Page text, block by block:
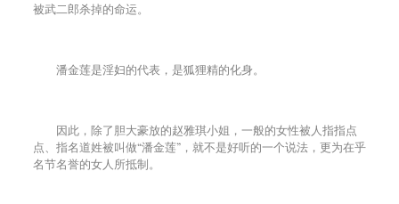
被武二郎杀掉的命运。
潘金莲是淫妇的代表，是狐狸精的化身。
因此，除了胆大豪放的赵雅琪小姐，一般的女性被人指指点
点、指名道姓被叫做“潘金莲”，就不是好听的一个说法，更为在乎
名节名誉的女人所抵制。